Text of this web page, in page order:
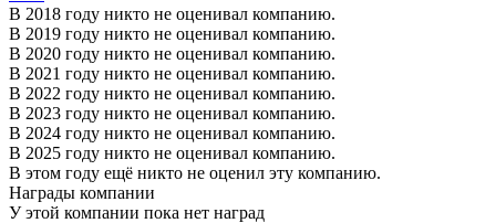
В 2018 году никто не оценивал компанию.
В 2019 году никто не оценивал компанию.
В 2020 году никто не оценивал компанию.
В 2021 году никто не оценивал компанию.
В 2022 году никто не оценивал компанию.
В 2023 году никто не оценивал компанию.
В 2024 году никто не оценивал компанию.
В 2025 году никто не оценивал компанию.
В этом году ещё никто не оценил эту компанию.
Награды компании
У этой компании пока нет наград